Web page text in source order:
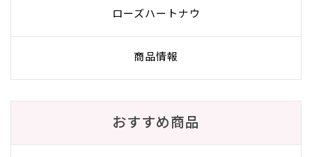
ローズハートナウ
商品情報
おすすめ商品